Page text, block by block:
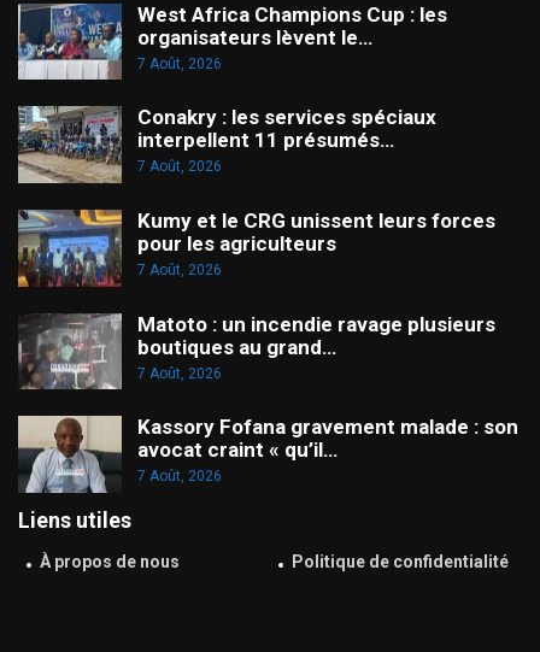
West Africa Champions Cup : les
organisateurs lèvent le…
7 Août, 2026
Conakry : les services spéciaux
interpellent 11 présumés…
7 Août, 2026
Kumy et le CRG unissent leurs forces
pour les agriculteurs
7 Août, 2026
Matoto : un incendie ravage plusieurs
boutiques au grand…
7 Août, 2026
Kassory Fofana gravement malade : son
avocat craint « qu’il…
7 Août, 2026
Liens utiles
À propos de nous Politique de confidentialité